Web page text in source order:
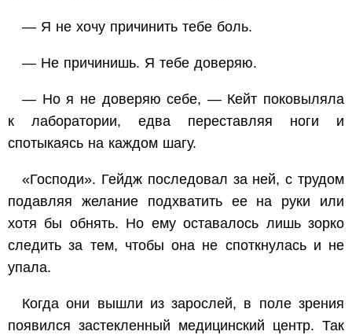
— Я не хочу причинить тебе боль.
— Не причинишь. Я тебе доверяю.
— Но я не доверяю себе, — Кейт поковыляла
к лаборатории, едва переставляя ноги и
спотыкаясь на каждом шагу.
«Господи». Гейдж последовал за ней, с трудом
подавляя желание подхватить ее на руки или
хотя бы обнять. Но ему оставалось лишь зорко
следить за тем, чтобы она не споткнулась и не
упала.
Когда они вышли из зарослей, в поле зрения
появился застекленный медицинский центр. Так